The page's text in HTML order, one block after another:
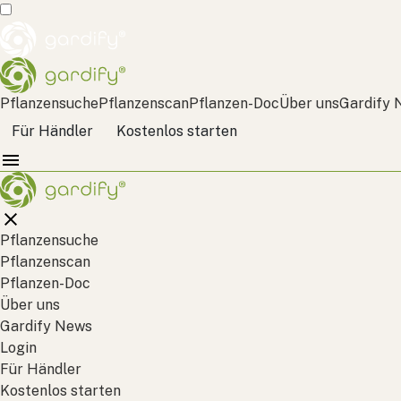
PflanzensuchePflanzenscanPflanzen-DocÜber unsGardify
Für Händler
Kostenlos starten
Pflanzensuche
Pflanzenscan
Pflanzen-Doc
Über uns
Gardify News
Login
Für Händler
Kostenlos starten